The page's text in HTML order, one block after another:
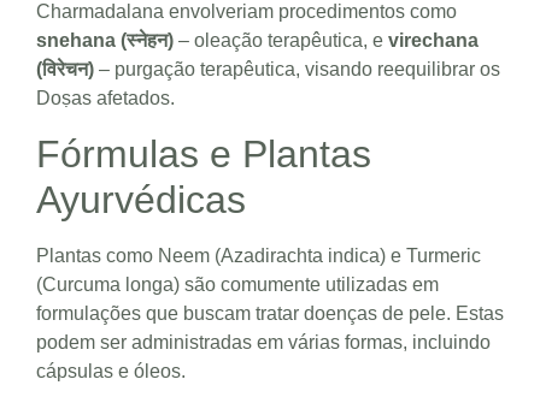
Charmadalana envolveriam procedimentos como
snehana (स्नेहन) – oleação terapêutica, e virechana
(विरेचन) – purgação terapêutica, visando reequilibrar os
Doṣas afetados.
Fórmulas e Plantas
Ayurvédicas
Plantas como Neem (Azadirachta indica) e Turmeric
(Curcuma longa) são comumente utilizadas em
formulações que buscam tratar doenças de pele. Estas
podem ser administradas em várias formas, incluindo
cápsulas e óleos.